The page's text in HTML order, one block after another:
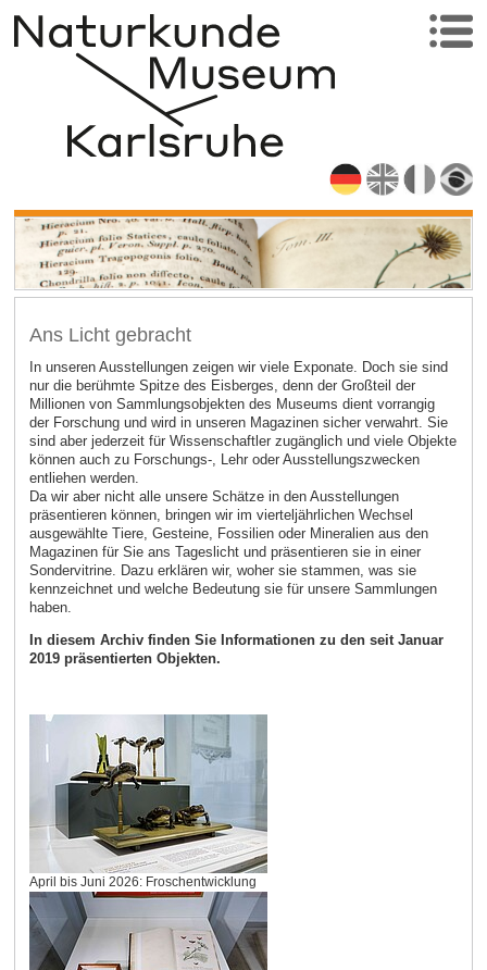
Ans Licht gebracht
In unseren Ausstellungen zeigen wir viele Exponate. Doch sie sind
nur die berühmte Spitze des Eisberges, denn der Großteil der
Millionen von Sammlungsobjekten des Museums dient vorrangig
der Forschung und wird in unseren Magazinen sicher verwahrt. Sie
sind aber jederzeit für Wissenschaftler zugänglich und viele Objekte
können auch zu Forschungs-, Lehr oder Ausstellungszwecken
entliehen werden.
Da wir aber nicht alle unsere Schätze in den Ausstellungen
präsentieren können, bringen wir im vierteljährlichen Wechsel
ausgewählte Tiere, Gesteine, Fossilien oder Mineralien aus den
Magazinen für Sie ans Tageslicht und präsentieren sie in einer
Sondervitrine. Dazu erklären wir, woher sie stammen, was sie
kennzeichnet und welche Bedeutung sie für unsere Sammlungen
haben.
In diesem Archiv finden Sie Informationen zu den seit Januar
2019 präsentierten Objekten.
April bis Juni 2026: Froschentwicklung